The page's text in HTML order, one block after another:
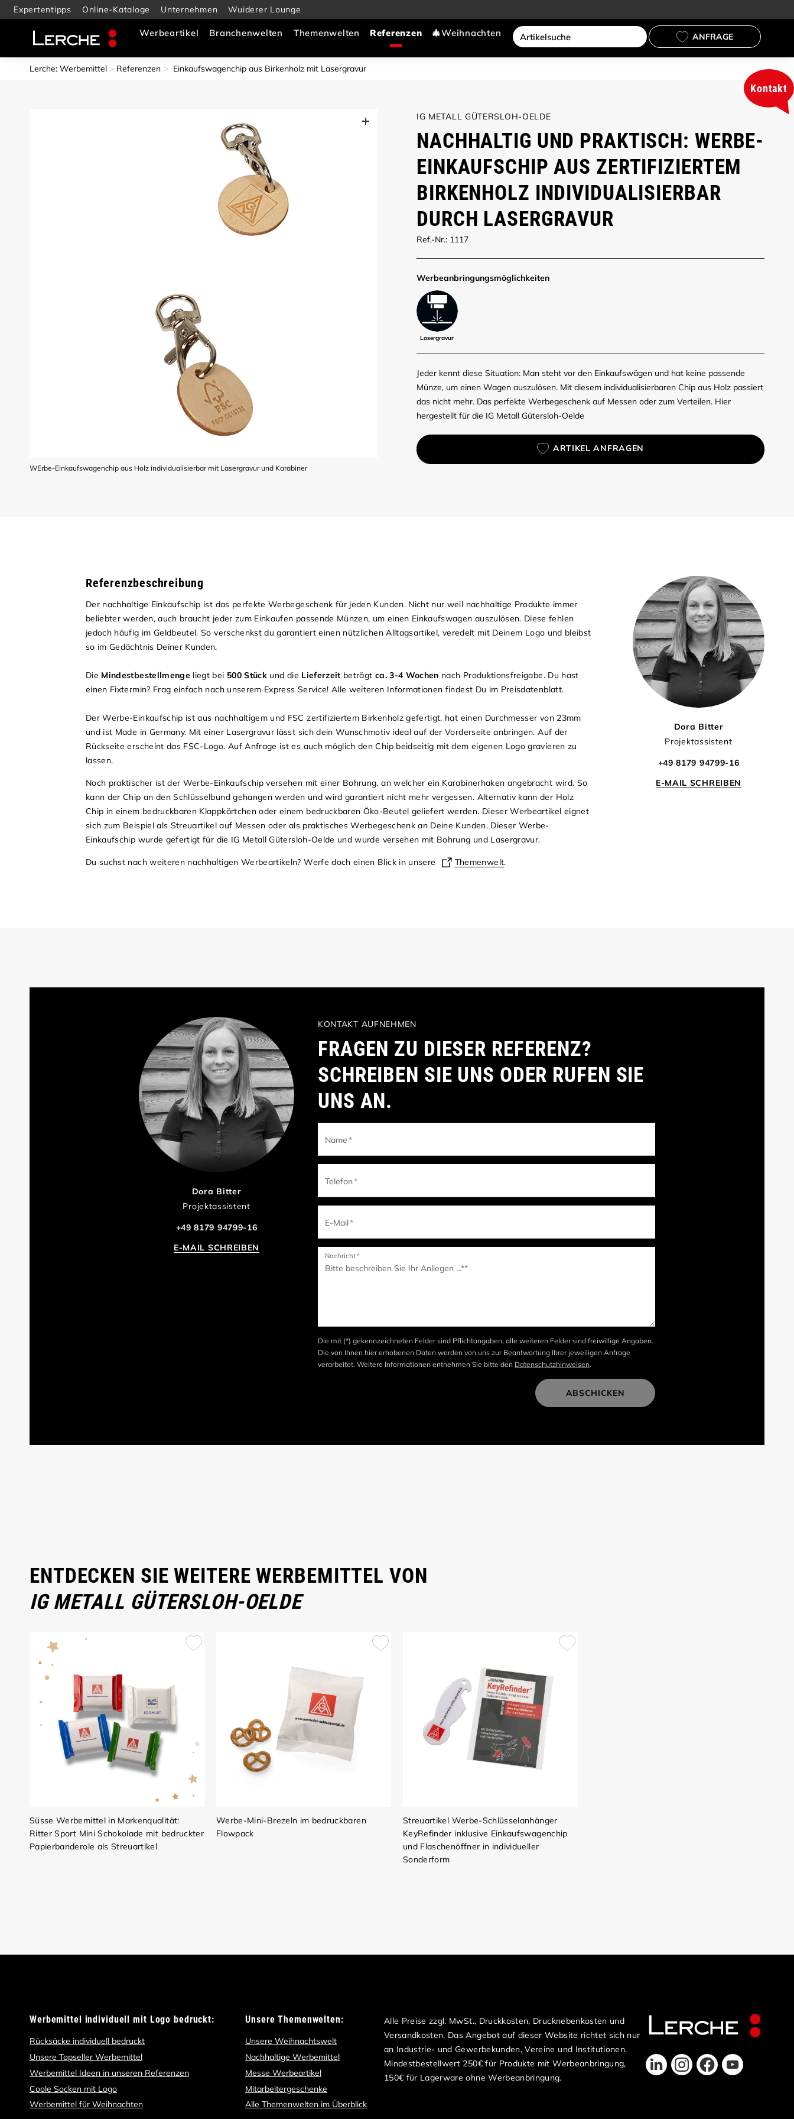
Expertentipps Online-Kataloge Unternehmen Wuiderer Lounge
Werbeartikel Branchenwelten Themenwelten 🎄Weihnachten ANFRAGE
Lerche: Werbemittel Referenzen Einkaufswagenchip aus Birkenholz mit Lasergravur
WErbe-Einkaufswagenchip aus Holz individualisierbar mit Lasergravur und Karabiner
IG METALL GÜTERSLOH-OELDE
NACHHALTIG UND PRAKTISCH: WERBE-
EINKAUFSCHIP AUS ZERTIFIZIERTEM
BIRKENHOLZ INDIVIDUALISIERBAR
DURCH LASERGRAVUR
Ref.-Nr.: 1117
Werbe­anbringungs­möglich­keiten
Lasergravur
Jeder kennt diese Situation: Man steht vor den Einkaufswägen und hat keine passende
Münze, um einen Wagen auszulösen. Mit diesem individualisierbaren Chip aus Holz passiert
das nicht mehr. Das perfekte Werbegeschenk auf Messen oder zum Verteilen. Hier
hergestellt für die IG Metall Gütersloh-Oelde
ARTIKEL ANFRAGEN
Referenzbeschreibung
Der nachhaltige Einkaufschip ist das perfekte Werbegeschenk für jeden Kunden. Nicht nur weil nachhaltige Produkte immer
beliebter werden, auch braucht jeder zum Einkaufen passende Münzen, um einen Einkaufswagen auszulösen. Diese fehlen
jedoch häufig im Geldbeutel. So verschenkst du garantiert einen nützlichen Alltagsartikel, veredelt mit Deinem Logo und bleibst
so im Gedächtnis Deiner Kunden.
Die Mindestbestellmenge liegt bei 500 Stück und die Lieferzeit beträgt ca. 3-4 Wochen nach Produktionsfreigabe. Du hast
einen Fixtermin? Frag einfach nach unserem Express Service! Alle weiteren Informationen findest Du im Preisdatenblatt.
Der Werbe-Einkaufschip ist aus nachhaltigem und FSC zertifiziertem Birkenholz gefertigt, hat einen Durchmesser von 23mm
und ist Made in Germany. Mit einer Lasergravur lässt sich dein Wunschmotiv ideal auf der Vorderseite anbringen. Auf der
Rückseite erscheint das FSC-Logo. Auf Anfrage ist es auch möglich den Chip beidseitig mit dem eigenen Logo gravieren zu
lassen.
Noch praktischer ist der Werbe-Einkaufschip versehen mit einer Bohrung, an welcher ein Karabinerhaken angebracht wird. So
kann der Chip an den Schlüsselbund gehangen werden und wird garantiert nicht mehr vergessen. Alternativ kann der Holz
Chip in einem bedruckbaren Klappkärtchen oder einem bedruckbaren Öko-Beutel geliefert werden. Dieser Werbeartikel eignet
sich zum Beispiel als Streuartikel auf Messen oder als praktisches Werbegeschenk an Deine Kunden. Dieser Werbe-
Einkaufschip wurde gefertigt für die IG Metall Gütersloh-Oelde und wurde versehen mit Bohrung und Lasergravur.
Du suchst nach weiteren nachhaltigen Werbeartikeln? Werfe doch einen Blick in unsere Themenwelt.
Dora Bitter
Projektassistent
+49 8179 94799-16
E-MAIL SCHREIBEN
Dora Bitter
Projektassistent
+49 8179 94799-16
E-MAIL SCHREIBEN
KONTAKT AUFNEHMEN
FRAGEN ZU DIESER REFERENZ?
SCHREIBEN SIE UNS ODER RUFEN SIE
UNS AN.
Name*
Telefon*
E-Mail*
Nachricht*
Die mit (*) gekennzeichneten Felder sind Pflichtangaben, alle weiteren Felder sind freiwillige Angaben.
Die von Ihnen hier erhobenen Daten werden von uns zur Beantwortung Ihrer jeweiligen Anfrage
verarbeitet. Weitere Informationen entnehmen Sie bitte den Datenschutzhinweisen.
ABSCHICKEN
ENTDECKEN SIE WEITERE WERBEMITTEL VON
IG METALL GÜTERSLOH-OELDE
Süsse Werbemittel in Markenqualität:
Ritter Sport Mini Schokolade mit bedruckter
Papierbanderole als Streuartikel
Werbe-Mini-Brezeln im bedruckbaren
Flowpack
Streuartikel Werbe-Schlüsselanhänger
KeyRefinder inklusive Einkaufswagenchip
und Flaschenöffner in individueller
Sonderform
Werbemittel individuell mit Logo bedruckt:
Rücksäcke individuell bedruckt
Unsere Topseller Werbemittel
Werbemittel Ideen in unseren Referenzen
Coole Socken mit Logo
Werbemittel für Weihnachten
Unsere Themenwelten:
Unsere Weihnachtswelt
Nachhaltige Werbemittel
Messe Werbeartikel
Mitarbeitergeschenke
Alle Themenwelten im Überblick
Alle Preise zzgl. MwSt., Druckkosten, Drucknebenkosten und
Versandkosten. Das Angebot auf dieser Website richtet sich nur
an Industrie- und Gewerbekunden, Vereine und Institutionen.
Mindestbestellwert 250€ für Produkte mit Werbeanbringung,
150€ für Lagerware ohne Werbeanbringung.
Kontakt